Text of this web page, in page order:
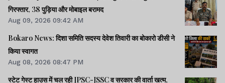
गिरफ्तार, 38 पुड़िया और मोबाइल बरामद
Aug 09, 2026 09:42 AM
Bokaro News: दिशा समिति सदस्य देवेश तिवारी का बोकारो डीसी ने
किया स्वागत
Aug 08, 2026 08:47 PM
स्टेट गेस्ट हाउस में चल रही JPSC-JSSC व सरकार की वार्ता खत्म,